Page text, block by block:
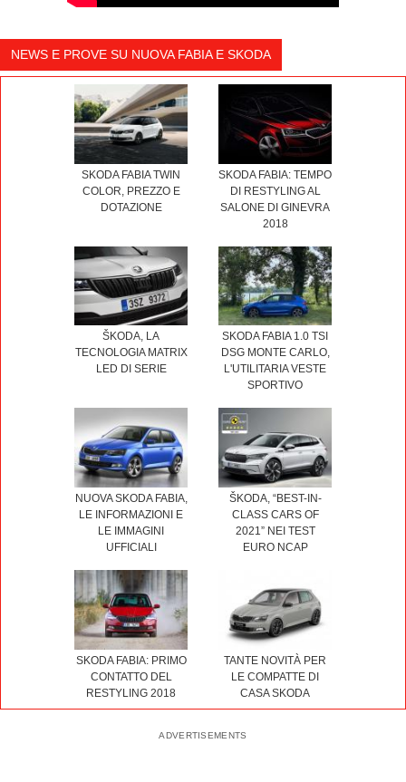
NEWS E PROVE SU NUOVA FABIA E SKODA
SKODA FABIA TWIN
COLOR, PREZZO E
DOTAZIONE
SKODA FABIA: TEMPO
DI RESTYLING AL
SALONE DI GINEVRA
2018
ŠKODA, LA
TECNOLOGIA MATRIX
LED DI SERIE
SKODA FABIA 1.0 TSI
DSG MONTE CARLO,
L'UTILITARIA VESTE
SPORTIVO
NUOVA SKODA FABIA,
LE INFORMAZIONI E
LE IMMAGINI
UFFICIALI
ŠKODA, “BEST-IN-
CLASS CARS OF
2021” NEI TEST
EURO NCAP
SKODA FABIA: PRIMO
CONTATTO DEL
RESTYLING 2018
TANTE NOVITÀ PER
LE COMPATTE DI
CASA SKODA